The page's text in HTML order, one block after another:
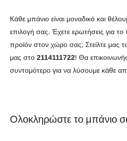
Κάθε μπάνιο είναι μοναδικό και
επιλογή σας. Έχετε ερωτήσεις για το
προϊόν στον χώρο σας; Στείλτε μας
μας στο 2114111722! Θα
συντομότερο για να λύσουμε κάθε
Ολοκληρώστε το μπάνιο